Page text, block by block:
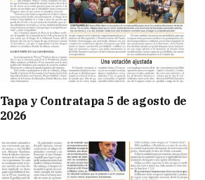
Tapa y Contratapa 5 de agosto de
2026